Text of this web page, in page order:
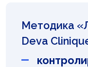
Методика
Deva